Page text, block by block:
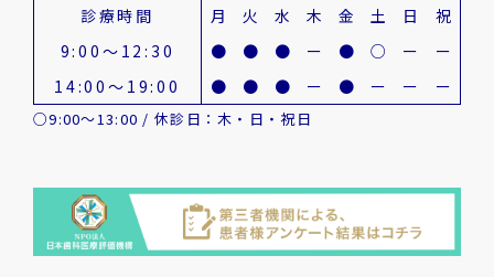
診療時間 月 火 水 木 金 土 日
祝
9:00～12:30
● ● ● ー ● ○ ー
ー
14:00～19:00
● ● ● ー ● ー ー ー
○9:00～13:00 / 休診日：木・日・祝日